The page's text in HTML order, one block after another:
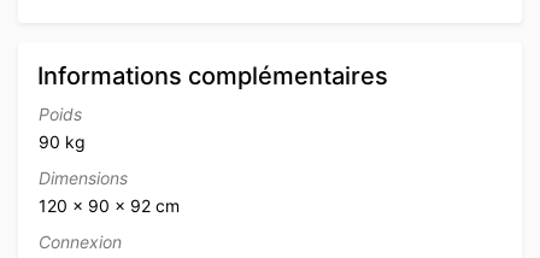
Informations complémentaires
Poids
90 kg
Dimensions
120 × 90 × 92 cm
Connexion